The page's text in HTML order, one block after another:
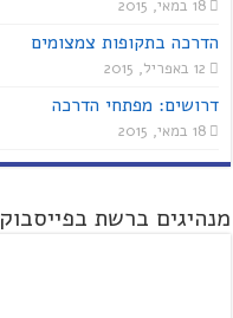
18 במאי, 2015
הדרכה בתקופות צמצומים
12 באפריל, 2015
דרושים: מפתחי הדרכה
18 במאי, 2015
מנהיגים ברשת בפייסבוק